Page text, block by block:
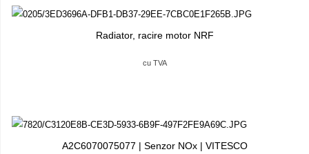
Radiator, racire motor NRF
cu TVA
A2C6070075077 | Senzor NOx | VITESCO